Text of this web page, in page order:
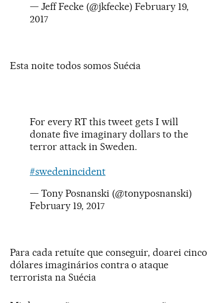
— Jeff Fecke (@jkfecke) February 19,
2017
Esta noite todos somos Suécia
For every RT this tweet gets I will
donate five imaginary dollars to the
terror attack in Sweden.
#swedenincident
— Tony Posnanski (@tonyposnanski)
February 19, 2017
Para cada retuíte que conseguir, doarei cinco
dólares imaginários contra o ataque
terrorista na Suécia